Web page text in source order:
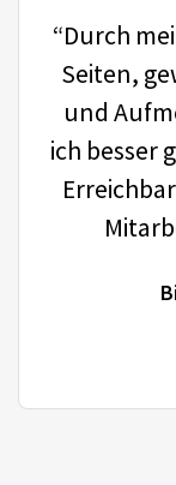
“Durch
Seiten,
und
ich besser